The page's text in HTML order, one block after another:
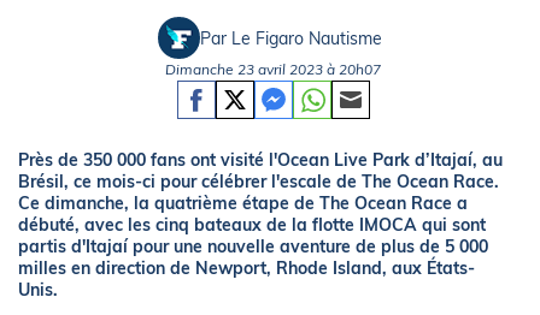
Par Le Figaro Nautisme
Dimanche 23 avril 2023 à 20h07
Près de 350 000 fans ont visité l'Ocean Live Park d’Itajaí, au
Brésil, ce mois-ci pour célébrer l'escale de The Ocean Race.
Ce dimanche, la quatrième étape de The Ocean Race a
débuté, avec les cinq bateaux de la flotte IMOCA qui sont
partis d'Itajaí pour une nouvelle aventure de plus de 5 000
milles en direction de Newport, Rhode Island, aux États-
Unis.